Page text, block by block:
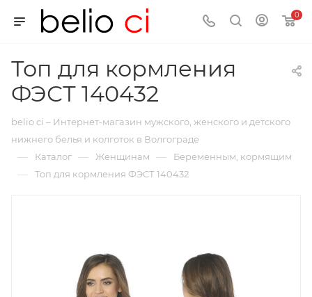
0
Топ для кормления
ФЭСТ 140432
belio ci – Интернет-магазин мужского, женского и детского
нижнего белья и колготок в Волгограде
— Каталог — Женщинам — Беременным, кормящим
— Топ для кормления ФЭСТ 140432